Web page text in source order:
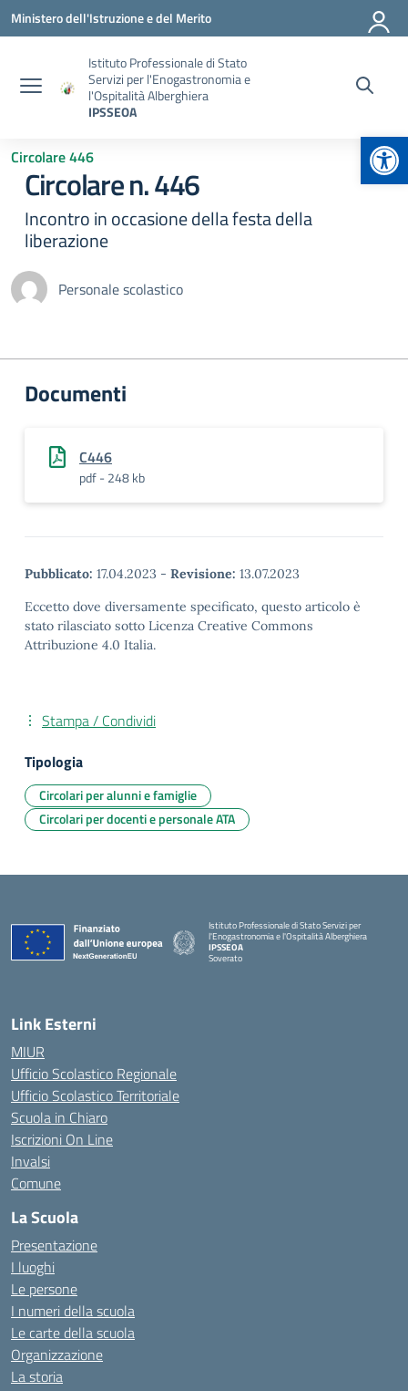
Vai ai contenuti
Vai al menu di navigazione
Vai al footer
Ministero dell'Istruzione e del Merito
Istituto Professionale di Stato
Servizi per l'Enogastronomia e
l'Ospitalità Alberghiera
IPSSEOA
Circolare 446
Circolare n. 446
Incontro in occasione della festa della
liberazione
Personale scolastico
Documenti
C446
pdf - 248 kb
Pubblicato: 17.04.2023 - Revisione: 13.07.2023
Eccetto dove diversamente specificato, questo articolo è
stato rilasciato sotto Licenza Creative Commons
Attribuzione 4.0 Italia.
Stampa / Condividi
Tipologia
Circolari per alunni e famiglie
Circolari per docenti e personale ATA
Istituto Professionale di Stato Servizi per
l'Enogastronomia e l'Ospitalità Alberghiera
IPSSEOA
Soverato
Link Esterni
MIUR
Ufficio Scolastico Regionale
Ufficio Scolastico Territoriale
Scuola in Chiaro
Iscrizioni On Line
Invalsi
Comune
La Scuola
Presentazione
I luoghi
Le persone
I numeri della scuola
Le carte della scuola
Organizzazione
La storia